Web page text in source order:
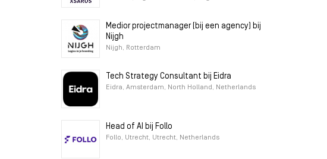
Medior projectmanager (bij een agency) bij
Nijgh
Nijgh, Rotterdam
Tech Strategy Consultant bij Eidra
Eidra, Amsterdam, North Holland, Netherlands
Head of AI bij Follo
Follo, Utrecht, Utrecht, Netherlands